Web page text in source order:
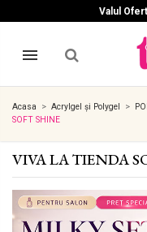
Valul
Acasa Acrylgel și Polygel
SOFT SHINE
VIVA LA TIENDA